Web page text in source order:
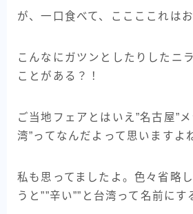
が、一口食べて、ここここれは
こんなにガツンとしたりしたニ
ことがある？！
ご当地フェアとはいえ”名古屋”
湾”ってなんだよって思いますよ
私も思ってましたよ。色々省略
うと””辛い””と台湾って名前にす